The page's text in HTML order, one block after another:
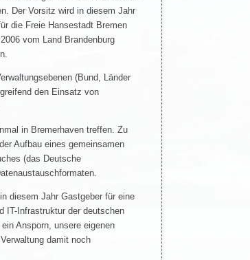
Der Vorsitz wird in diesem Jahr
die Freie Hansestadt Bremen
vom Land Brandenburg
(Bund, Länder
den Einsatz von
in Bremerhaven treffen. Zu
Aufbau eines gemeinsamen
(das Deutsche
diesem Jahr Gastgeber für eine
IT-Infrastruktur der deutschen
Ansporn, unsere eigenen
damit noch